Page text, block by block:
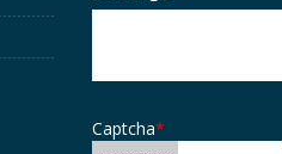
Captcha*